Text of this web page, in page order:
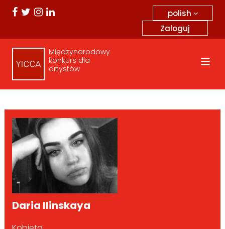
polish
Zaloguj
Międzynarodowy
konkurs dla
artystów
Daria Ilinskaya